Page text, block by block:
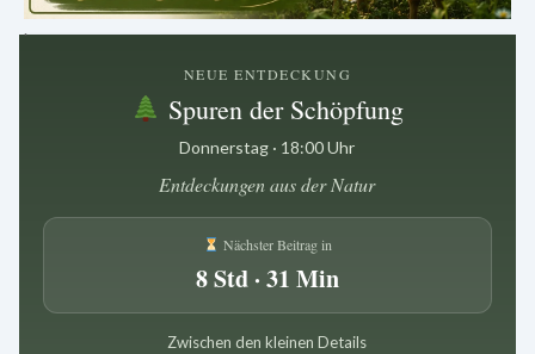
.
NEUE ENTDECKUNG
Spuren der Schöpfung
Donnerstag · 18:00 Uhr
Entdeckungen aus der Natur
Nächster Beitrag in
8 Std · 31 Min
Zwischen den kleinen Details